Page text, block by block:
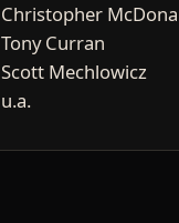
Christopher
Tony Curran
Scott Mechlowicz
u.a.